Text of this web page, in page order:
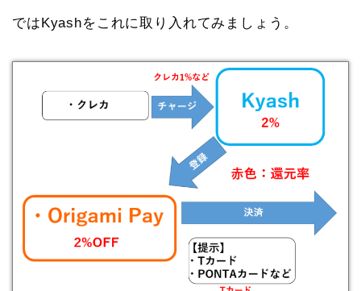
ではKyashをこれに取り入れてみましょう。